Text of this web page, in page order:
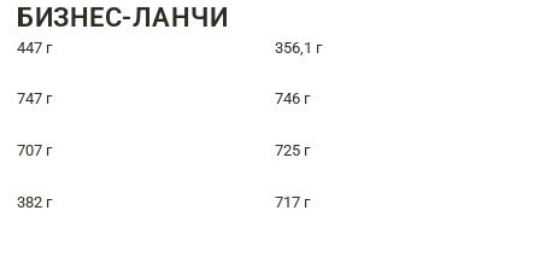
БИЗНЕС-ЛАНЧИ
447 г 356,1 г
747 г 746 г
707 г 725 г
382 г 717 г